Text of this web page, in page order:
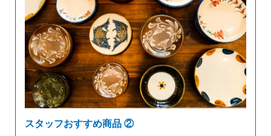
スタッフおすすめ商品 ②